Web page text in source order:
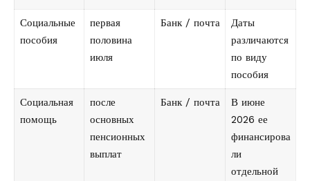
Социальные
пособия
первая
половина
июля
Банк / почта
Даты
различаются
по виду
пособия
Социальная
помощь
после
основных
пенсионных
выплат
Банк / почта
В июне
2026 ее
финансирова
ли
отдельной